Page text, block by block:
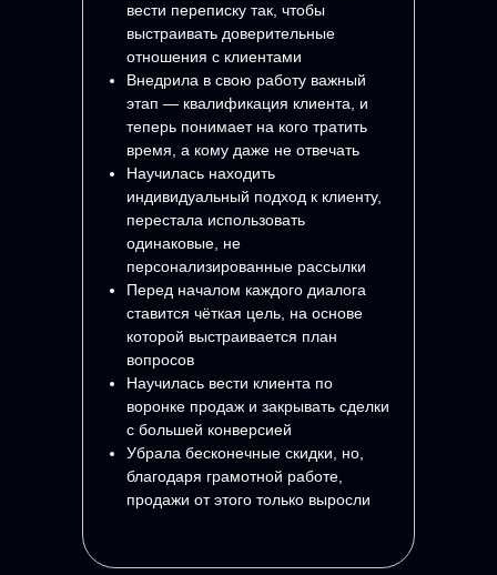
вести переписку так, чтобы
выстраивать доверительные
отношения с клиентами
Внедрила в свою работу важный
этап — квалификация клиента, и
теперь понимает на кого тратить
время, а кому даже не отвечать
Научилась находить
индивидуальный подход к клиенту,
перестала использовать
одинаковые, не
персонализированные рассылки
Перед началом каждого диалога
ставится чёткая цель, на основе
которой выстраивается план
вопросов
Научилась вести клиента по
воронке продаж и закрывать сделки
с большей конверсией
Убрала бесконечные скидки, но,
благодаря грамотной работе,
продажи от этого только выросли